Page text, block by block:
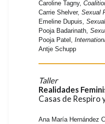
Caroline Tagny,
Carrie Shelver, Sexual
Emeline Dupuis,
Pooja Badarinath,
Pooja Patel,
Antje Schupp
Taller
Realidades
Casas de Respiro
Ana María Hernández